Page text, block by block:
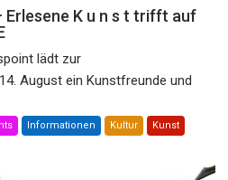
Erlesene K u n s t trifft auf
lädt zur
August ein Kunstfreunde und
Informationen Kultur Kunst